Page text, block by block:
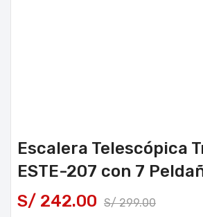
Escalera Telescópica
ESTE-207 con 7
S/299.00
S/ 242.00